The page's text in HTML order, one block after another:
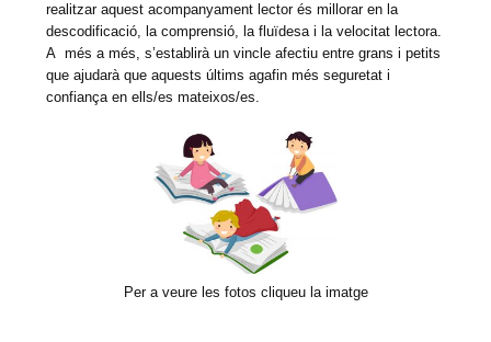
realitzar aquest acompanyament lector és millorar en la
descodificació, la comprensió, la fluïdesa i la velocitat lectora.
A més a més, s’establirà un vincle afectiu entre grans i petits
que ajudarà que aquests últims agafin més seguretat i
confiança en ells/es mateixos/es.
Per a veure les fotos cliqueu la imatge